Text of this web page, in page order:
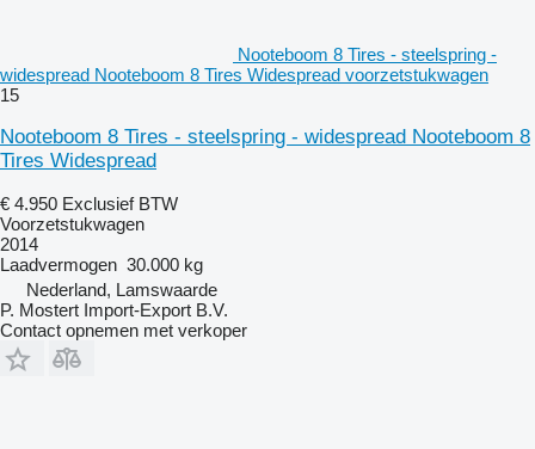
Nooteboom 8 Tires - steelspring -
widespread Nooteboom 8 Tires Widespread voorzetstukwagen
15
Nooteboom 8 Tires - steelspring - widespread Nooteboom 8
Tires Widespread
€ 4.950 Exclusief BTW
Voorzetstukwagen
2014
Laadvermogen 30.000 kg
Nederland, Lamswaarde
P. Mostert Import-Export B.V.
Contact opnemen met verkoper